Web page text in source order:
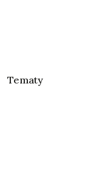
Tematy